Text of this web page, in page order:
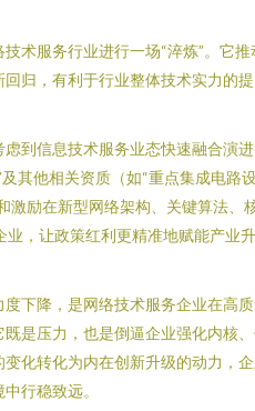
术服务行业进行一场“淬炼”。它推
归，有利于行业整体技术实力的提
到信息技术服务业态快速融合演
其他相关资质（如“重点集成电路
激励在新型网络架构、关键算法、
业，让政策红利更精准地赋能产业升
下降，是网络技术服务企业在高
是压力，也是倒逼企业强化内核
化转化为内在创新升级的动力，
行稳致远。